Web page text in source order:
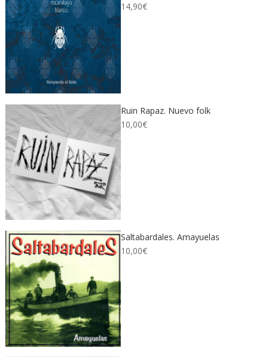
14,90€
Ruin Rapaz. Nuevo folk
10,00€
Saltabardales. Amayuelas
10,00€